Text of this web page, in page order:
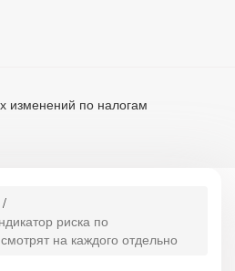
изменений по налогам
/
риска по
на каждого отдельно